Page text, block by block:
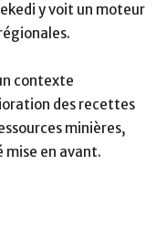
y voit un moteur
contexte
des recettes
minières,
en avant.